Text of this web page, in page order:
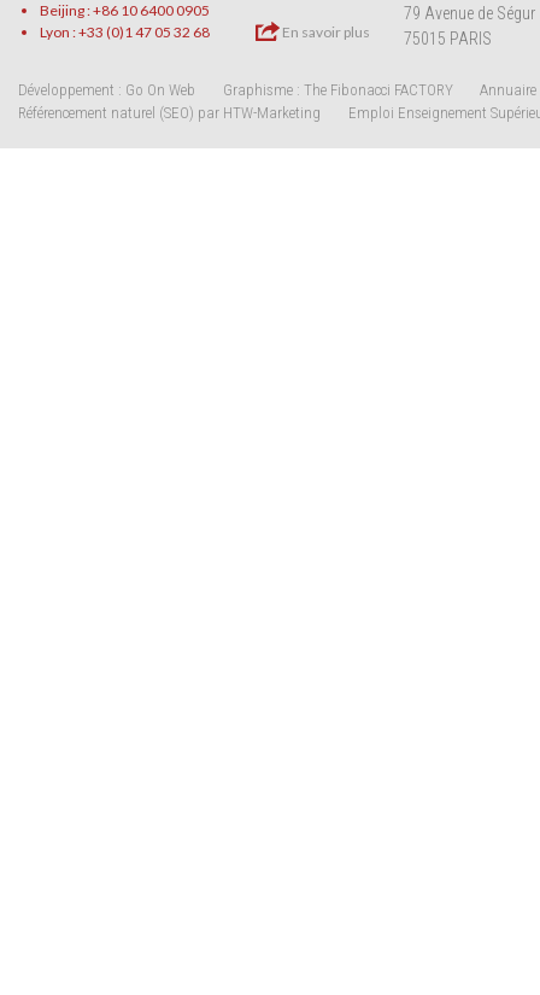
Beijing : +86 10 6400 0905
Lyon : +33 (0)1 47 05 32 68
En savoir plus
79 Avenue de Ségur
75015 PARIS
Développement : Go On Web Graphisme : The Fibonacci FACTORY
Annuaire
Référencement naturel (SEO) par HTW-Marketing
Emploi Enseignement